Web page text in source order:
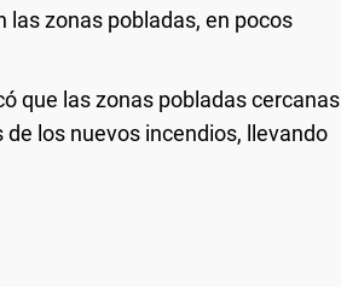
las zonas pobladas, en pocos
que las zonas pobladas cercanas
los nuevos incendios, llevando